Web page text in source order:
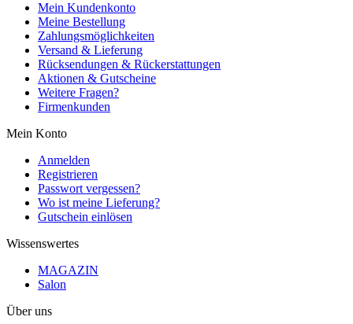
Mein Kundenkonto
Meine Bestellung
Zahlungsmöglichkeiten
Versand & Lieferung
Rücksendungen & Rückerstattungen
Aktionen & Gutscheine
Weitere Fragen?
Firmenkunden
Mein Konto
Anmelden
Registrieren
Passwort vergessen?
Wo ist meine Lieferung?
Gutschein einlösen
Wissenswertes
MAGAZIN
Salon
Über uns